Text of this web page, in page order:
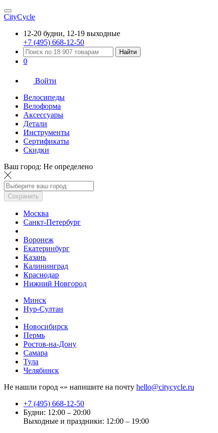
CityCycle
12-20 будни, 12-19 выходные
+7 (495) 668-12-50
Найти
0
Войти
Велосипеды
Велоформа
Аксессуары
Детали
Инструменты
Сертификаты
Скидки
Ваш город: Не определено
Сохранить
Москва
Санкт-Петербург
Воронеж
Екатеринбург
Казань
Калининград
Краснодар
Нижний Новгород
Минск
Нур-Султан
Новосибирск
Пермь
Ростов-на-Дону
Самара
Тула
Челябинск
Не нашли город «» напишите на почту hello@citycycle.ru
+7 (495) 668-12-50
Будни: 12:00 – 20:00
Выходные и праздники: 12:00 – 19:00